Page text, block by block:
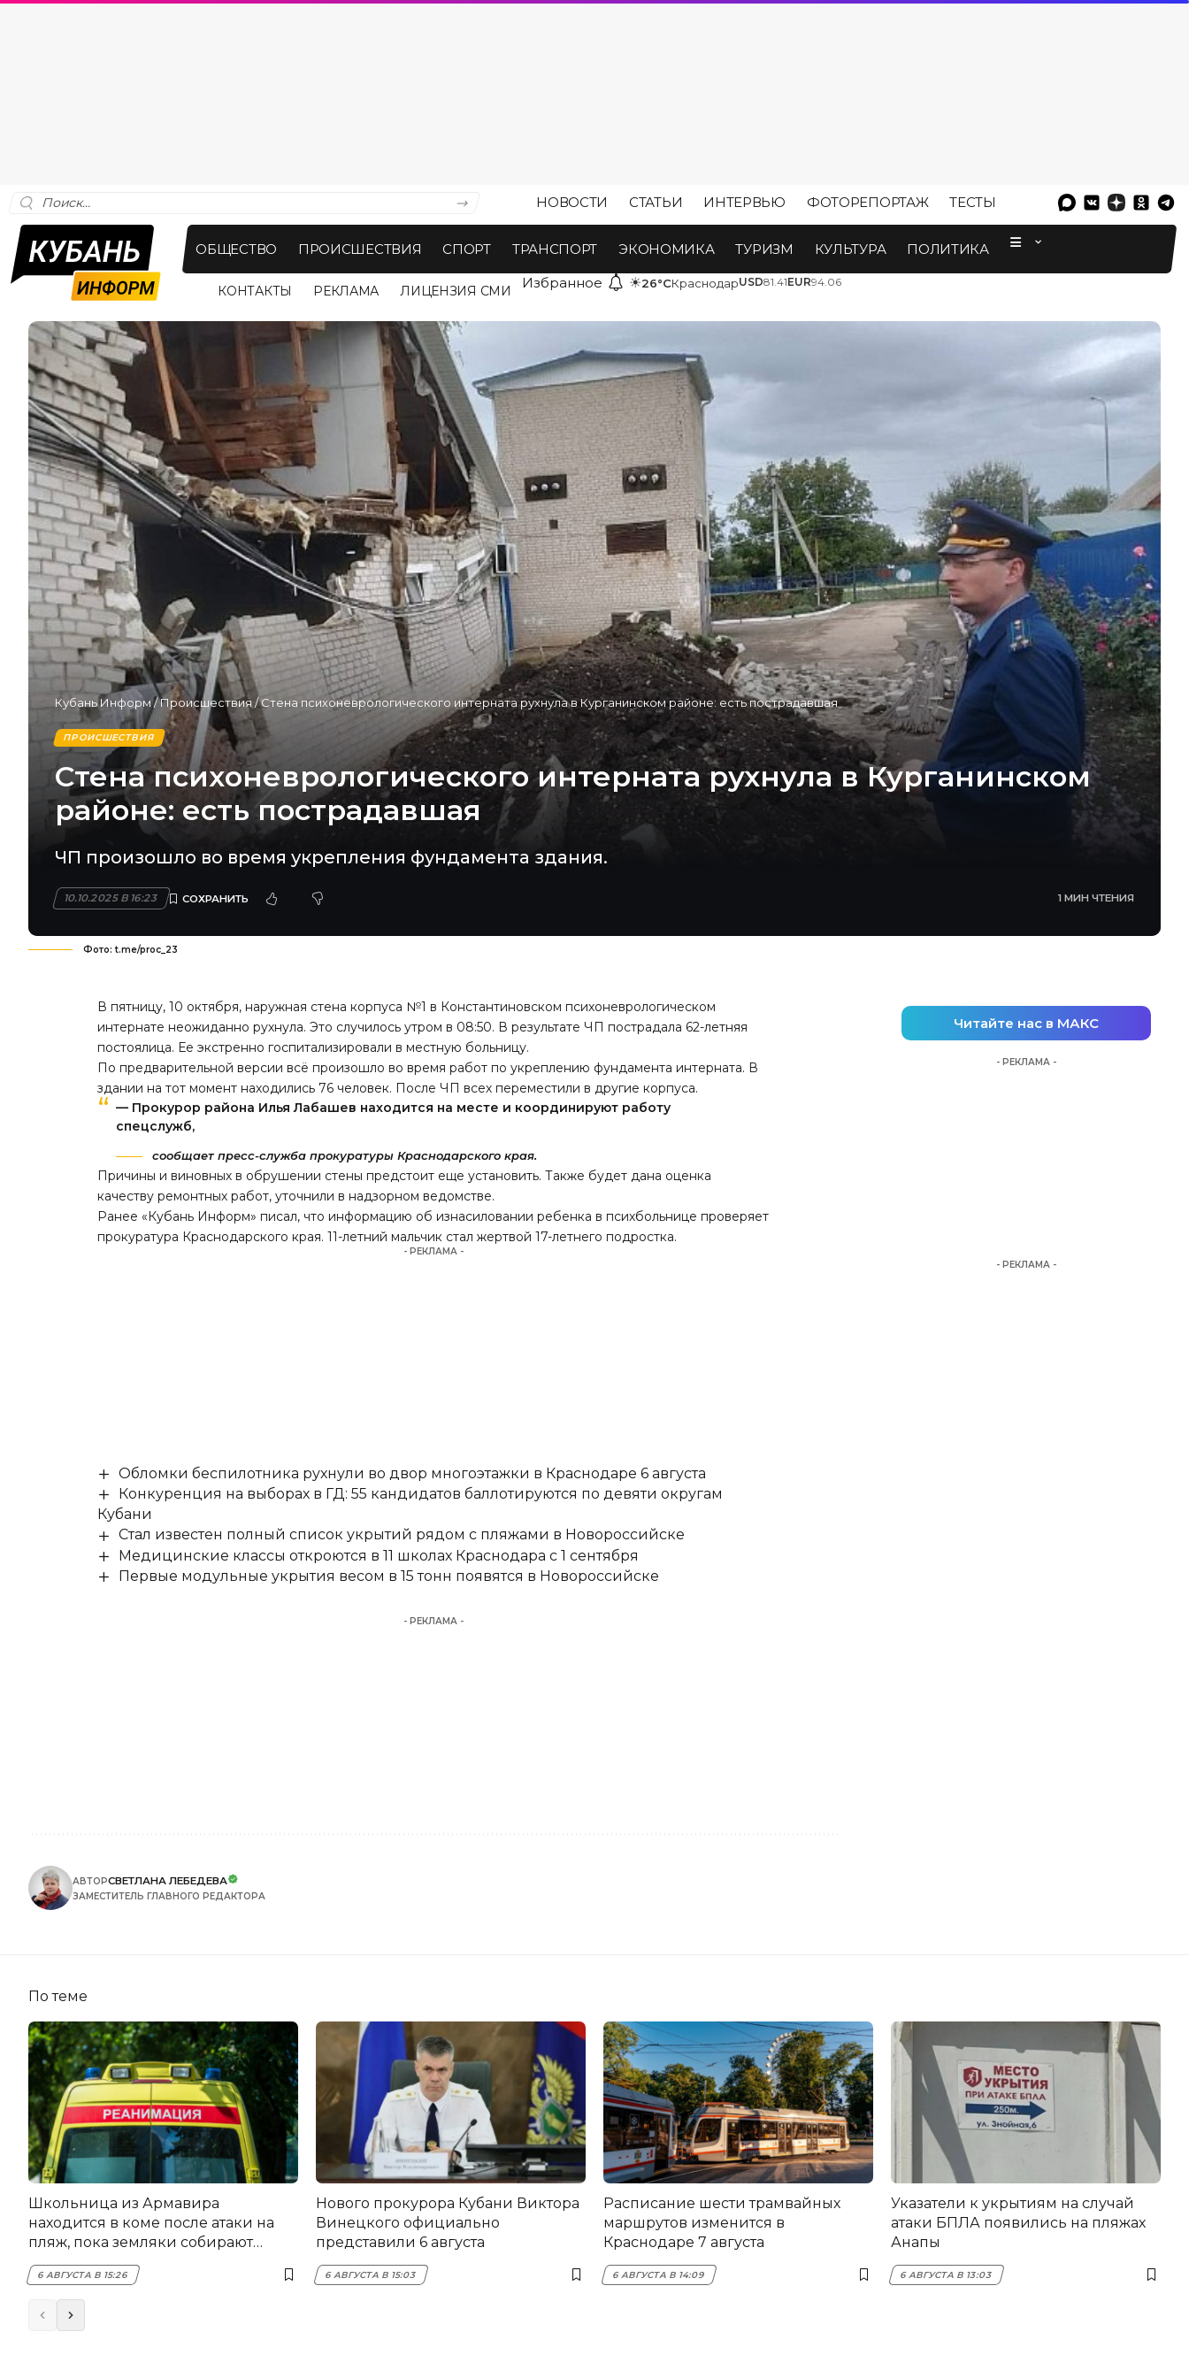
НОВОСТИ СТАТЬИ ИНТЕРВЬЮ ФОТОРЕПОРТАЖ ТЕСТЫ
ОБЩЕСТВО ПРОИСШЕСТВИЯ СПОРТ ТРАНСПОРТ ЭКОНОМИКА ТУРИЗМ КУЛЬТУРА ПОЛИТИКА
КОНТАКТЫ РЕКЛАМА ЛИЦЕНЗИЯ СМИ Избранное ☀26°CКраснодарUSD81.41EUR94.06
Кубань Информ/Происшествия /Стена психоневрологического интерната рухнула в Курганинском районе: есть пострадавшая
ПРОИСШЕСТВИЯ
Стена психоневрологического интерната рухнула в Курганинском
районе: есть пострадавшая
ЧП произошло во время укрепления фундамента здания.
10.10.2025 В 16:23 1 МИН ЧТЕНИЯ
Фото: t.me/proc_23
В пятницу, 10 октября, наружная стена корпуса №1 в Константиновском психоневрологическом
интернате неожиданно рухнула. Это случилось утром в 08:50. В результате ЧП пострадала 62-летняя
постоялица. Ее экстренно госпитализировали в местную больницу.
По предварительной версии всё произошло во время работ по укреплению фундамента интерната. В
здании на тот момент находились 76 человек. После ЧП всех переместили в другие корпуса.
— Прокурор района Илья Лабашев находится на месте и координируют работу
спецслужб,
сообщает пресс-служба прокуратуры Краснодарского края.
Причины и виновных в обрушении стены предстоит еще установить. Также будет дана оценка
качеству ремонтных работ,уточнили в надзорном ведомстве.
Ранее «Кубань Информ» писал, что информацию об изнасиловании ребенка в психбольнице проверяет
прокуратура Краснодарского края. 11-летний мальчик стал жертвой 17-летнего подростка.
- РЕКЛАМА -
Обломки беспилотника рухнули во двор многоэтажки в Краснодаре 6 августа
Конкуренция на выборах в ГД: 55 кандидатов баллотируются по девяти округам
Кубани
Стал известен полный список укрытий рядом с пляжами в Новороссийске
Медицинские классы откроются в 11 школах Краснодара с 1 сентября
Первые модульные укрытия весом в 15 тонн появятся в Новороссийске
- РЕКЛАМА -
АВТОРСВЕТЛАНА ЛЕБЕДЕВА
ЗАМЕСТИТЕЛЬ ГЛАВНОГО РЕДАКТОРА
Читайте нас в МАКС
- РЕКЛАМА -
- РЕКЛАМА -
По теме
Школьница из Армавира
находится в коме после атаки на
пляж, пока земляки собирают
помощь
6 АВГУСТА В 15:26
Нового прокурора Кубани Виктора
Винецкого официально
представили 6 августа
6 АВГУСТА В 15:03
Расписание шести трамвайных
маршрутов изменится в
Краснодаре 7 августа
6 АВГУСТА В 14:09
Указатели к укрытиям на случай
атаки БПЛА появились на пляжах
Анапы
6 АВГУСТА В 13:03